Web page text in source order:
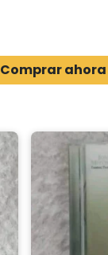
Comprar ahora